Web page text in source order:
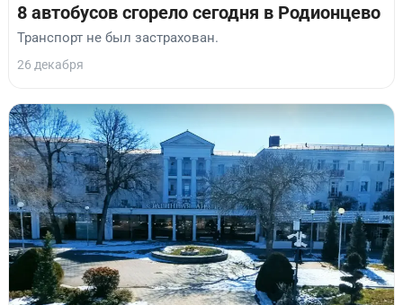
8 автобусов сгорело сегодня в Родионцево
Транспорт не был застрахован.
26 декабря